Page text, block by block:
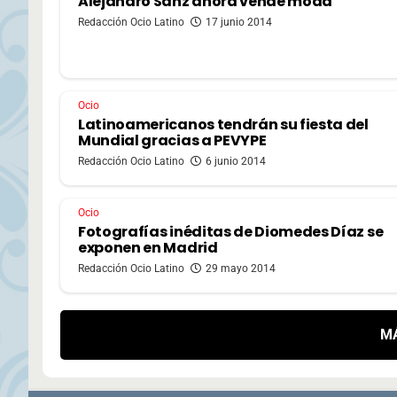
Redacción Ocio Latino 17 junio 2014
Ocio
Latinoamericanos tendrán su fiesta del
Mundial gracias a PEVYPE
Redacción Ocio Latino 6 junio 2014
Ocio
Fotografías inéditas de Diomedes Díaz se
exponen en Madrid
Redacción Ocio Latino 29 mayo 2014